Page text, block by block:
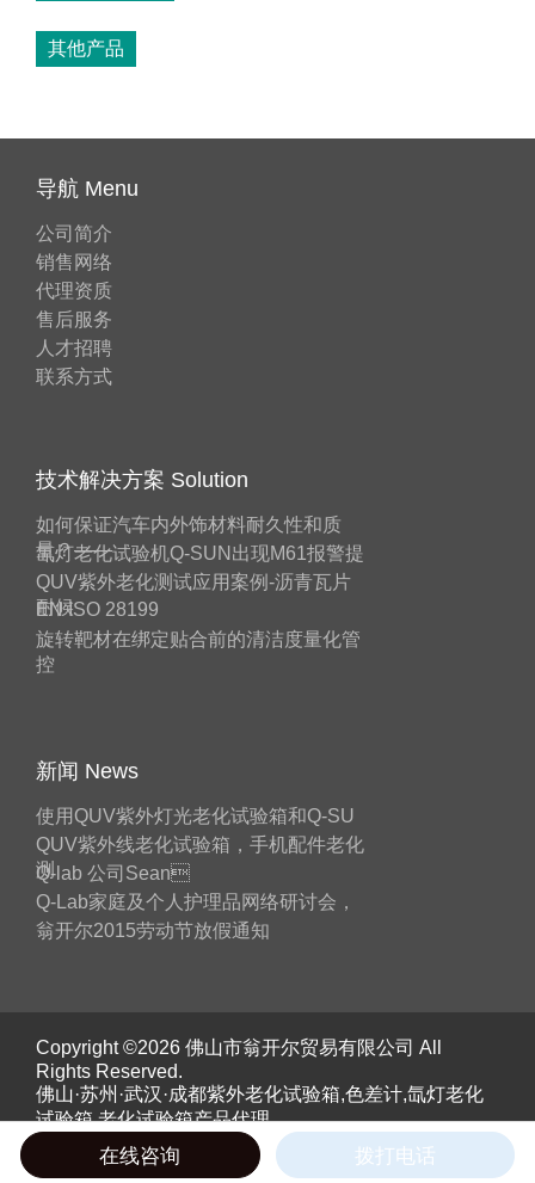
其他产品
导航 Menu
公司简介
销售网络
代理资质
售后服务
人才招聘
联系方式
技术解决方案 Solution
如何保证汽车内外饰材料耐久性和质
量？——
氙灯老化试验机Q-SUN出现M61报警提
QUV紫外老化测试应用案例-沥青瓦片
耐候
EN ISO 28199
旋转靶材在绑定贴合前的清洁度量化管
控
新闻 News
使用QUV紫外灯光老化试验箱和Q-SU
QUV紫外线老化试验箱，手机配件老化
测
Q-lab 公司Sean
Q-Lab家庭及个人护理品网络研讨会，
翁开尔2015劳动节放假通知
Copyright ©2026 佛山市翁开尔贸易有限公司 All
Rights Reserved.
佛山·苏州·武汉·成都紫外老化试验箱,色差计,氙灯老化
试验箱,老化试验箱产品代理。
《工业和信息化部》备案号： 粤ICP备05045526号
粤公网安备 44060402000055号
在线咨询 拨打电话